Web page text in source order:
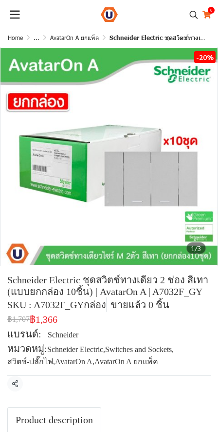
0
Home ... AvatarOn A ยกแพ็ค Schneider Electric ชุดสวิตช์ทางเดียว 2 ช่อง สีเทา (แบบยกกล่อง 10ชิ้น) | AvatarOn A | A7032F_GY
1/3
-20%
Schneider Electric ชุดสวิตช์ทางเดียว 2 ช่อง สีเทา
(แบบยกกล่อง 10ชิ้น) | AvatarOn A | A7032F_GY
SKU : A7032F_GYกล่อง ขายแล้ว 0 ชิ้น
฿1,707฿1,366
แบรนด์:
Schneider
หมวดหมู่:Schneider Electric,Switches and Sockets,
สวิตช์-ปลั๊กไฟ,AvatarOn A,AvatarOn A ยกแพ็ค
แชร์
Product description